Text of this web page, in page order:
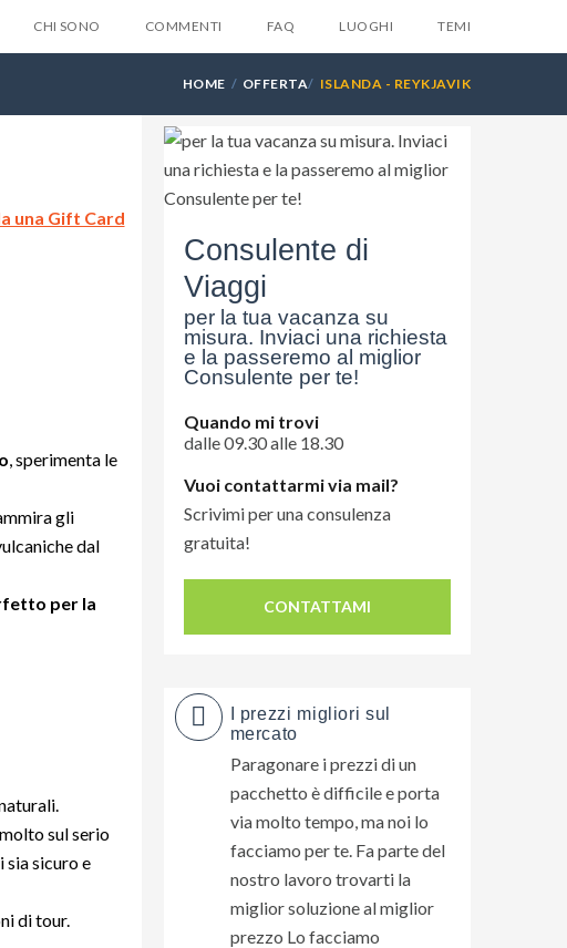
qui la tua email e ti invieremo
6 suggerimenti
nessuno ti dara mai...
CHI SONO COMMENTI FAQ LUOGHI TEMI
HOME OFFERTA ISLANDA - REYKJAVIK
una Gift Card
, sperimenta le
gli
dal
per la
sul serio
sicuro e
di tour.
Consulente di
Viaggi
per la tua vacanza su
misura. Inviaci una richiesta
e la passeremo al miglior
Consulente per te!
Quando mi trovi
dalle 09.30 alle 18.30
Vuoi contattarmi via mail?
Scrivimi per una consulenza
gratuita!
CONTATTAMI
I prezzi migliori sul
mercato
Paragonare i prezzi di un
pacchetto è difficile e porta
via molto tempo, ma noi lo
facciamo per te. Fa parte del
nostro lavoro trovarti la
miglior soluzione al miglior
prezzo Lo facciamo